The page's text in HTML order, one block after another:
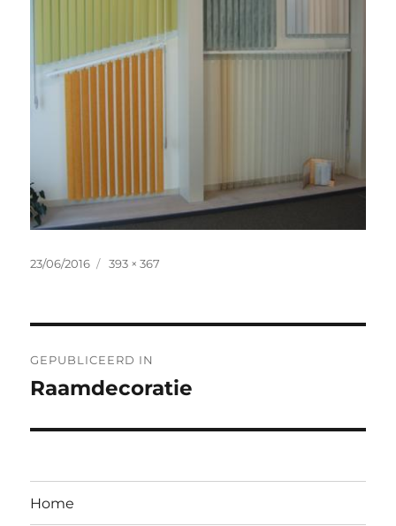
Geplaatst
23/06/2016
Volledige
393 × 367
navigatie
GEPUBLICEERD IN
Raamdecoratie
Home